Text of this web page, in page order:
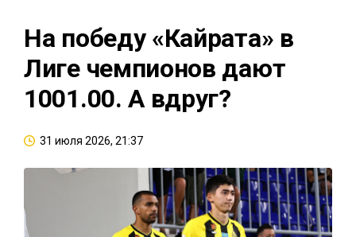
На победу «Кайрата» в
Лиге чемпионов дают
1001.00. А вдруг?
31 июля 2026, 21:37